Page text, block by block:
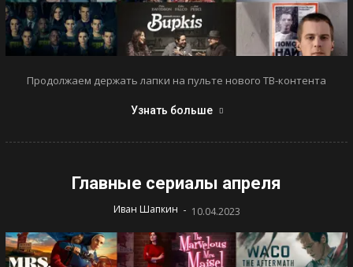
Продолжаем держать лапки на пульте нового ТВ-контента
Узнать больше
Главные сериалы апреля
Иван Шапкин - 10.04.2023